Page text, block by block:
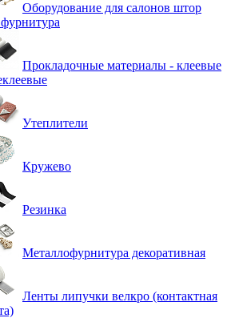
Оборудование для салонов штор
Прокладочные материалы - клеевые
Утеплители
Кружево
Резинка
Металлофурнитура декоративная
Ленты липучки велкро (контактная